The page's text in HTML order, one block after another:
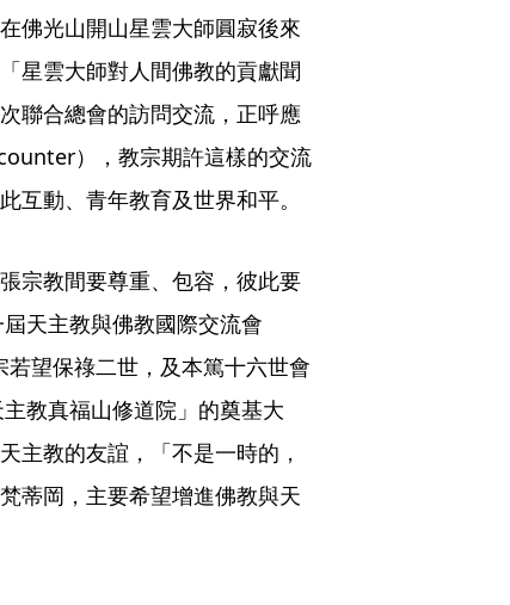
佛光山開山星雲大師圓寂後來
星雲大師對人間佛教的貢獻聞
聯合總會的訪問交流，正呼應
），教宗期許這樣的交流
互動、青年教育及世界和平。
宗教間要尊重、包容，彼此要
天主教與佛教國際交流會
望保祿二世，及本篤十六世會
教真福山修道院」的奠基大
主教的友誼，「不是一時的，
蒂岡，主要希望增進佛教與天